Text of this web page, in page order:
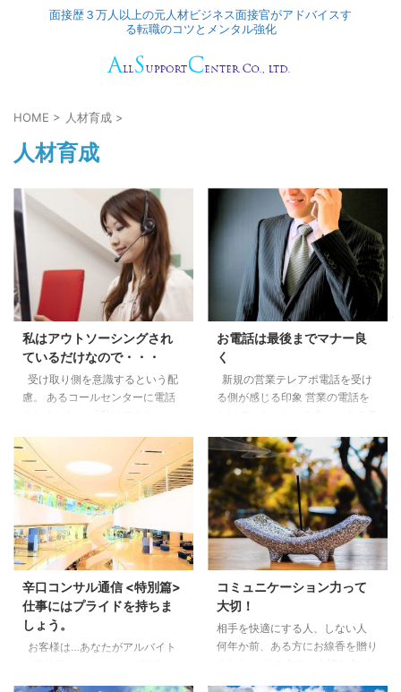
面接歴３万人以上の元人材ビジネス面接官がアドバイスす
る転職のコツとメンタル強化
HOME > 人材育成 >
人材育成
私はアウトソーシングされ
ているだけなので・・・
受け取り側を意識するという配
慮。 あるコールセンターに電話
かりません。 担当者から折り返
します。」と （＊ちなみに、折
り返しは1日たってもありません
でしたが・・。） コールセンタ
ーは、 アルバイト、派遣、契約
社員など 様々な形態でお仕事を
されている方が 多い事はわかり
など様々な形態でお仕事する方の
面接、マッチング、時には研修も
行いました。 「私はアウトソー
...
お電話は最後までマナー良
く
新規の営業テレアポ電話を受け
る側が感じる印象 営業の電話を
が・・弊社は回線も人数も少ない
会社。 尚且つ、カフェも営業し
ております。 さて、 週に1度は
かけてくる会社。 先日、またで
した。 私： 「何度もお断りした
のですが。申し訳ありません。」
ある会社： 「知りません。それ
は、初めてかけました。今からう
ちの会社の ホームページみてく
ださい。」 ＊この言 ...
辛口コンサル通信 <特別篇>
仕事にはプライドを持ちま
しょう。
お客様は…あなたがアルバイト
い事なのです。 先日、友人とご
コミュニケーション力って
大切！
相手を快適にする人、しない人
何年か前、ある方にお線香を贈り